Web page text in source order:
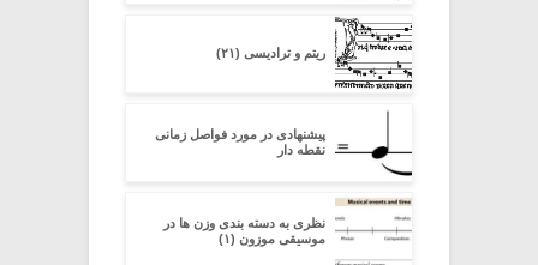
ریتم و ترادیسی (۲۱)
پیشنهادی در مورد فواصل زمانی
نقطه دار
نظری به دسته ‏بندی وزن‏ ها در
موسیقی موزون (۱)